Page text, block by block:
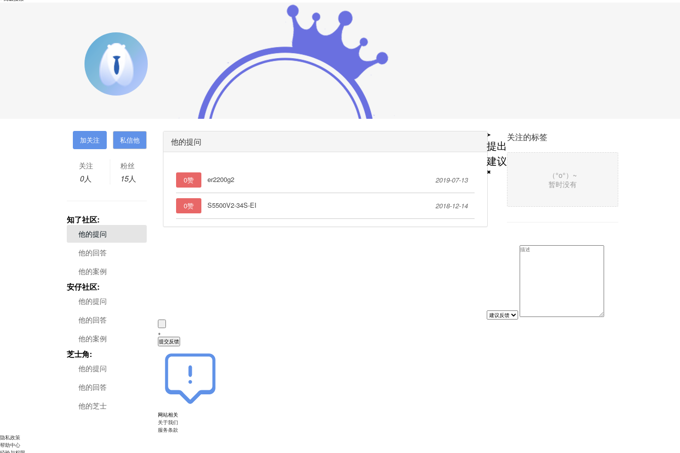
zhiliao_pdGY6
关注
0人
粉丝
15人
知了社区:
他的提问
他的回答
他的案例
安仔社区:
他的提问
他的回答
他的案例
芝士角:
他的提问
他的回答
他的芝士
他的提问
0赞 er2200g2 2019-07-13
0赞 S5500V2-34S-EI 2018-12-14
关注的标签
（°ο°）~
暂时没有
➤
提出
建议
✖
+
网站相关
关于我们
服务条款
隐私政策
帮助中心